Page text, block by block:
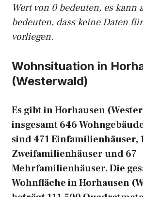
Wert von 0 bedeuten, es kann
bedeuten, dass keine Daten
vorliegen.
Wohnsituation in
(Westerwald)
Es gibt in Horhausen
insgesamt 646
sind 471 Einfamilienhäuser,
Zweifamilienhäuser und 67
Mehrfamilienhäuser. Die
Wohnfläche in Horhausen